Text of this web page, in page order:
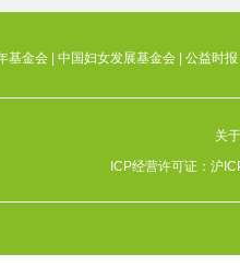
基金会 中国妇女发展基金会 公益时报
关
ICP经营许可证： 沪